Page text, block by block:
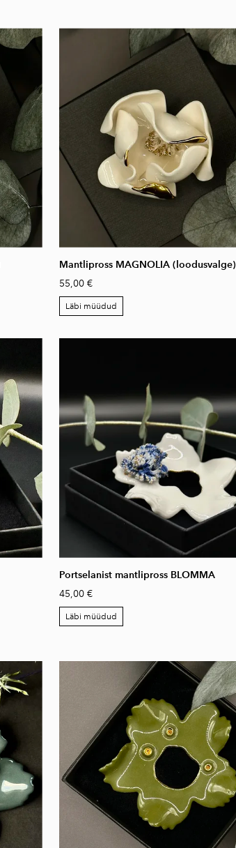
Mantlipross MAGNOLIA (loodusvalge)
55,00 €
Läbi müüdud
Portselanist mantlipross BLOMMA
45,00 €
Läbi müüdud